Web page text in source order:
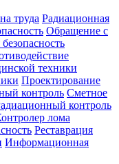
труда Радиационная
Обращение с
техники
Проектирование
контроль Сметное
контроль
лома
Реставрация
Информационная